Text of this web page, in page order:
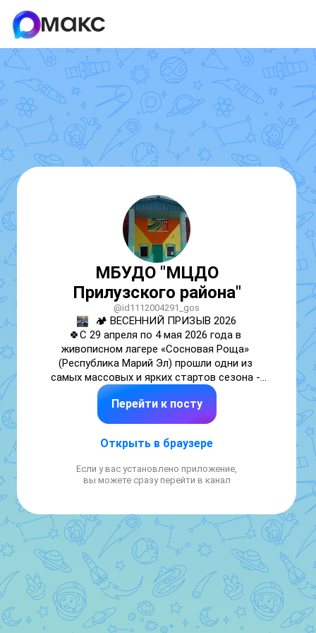
МБУДО "МЦДО
Прилузского района"
@id1112004291_gos
🏕️ ВЕСЕННИЙ ПРИЗЫВ 2026
🍀С 29 апреля по 4 мая 2026 года в
живописном лагере «Сосновая Роща»
(Республика Марий Эл) прошли одни из
самых массовых и ярких стартов сезона -
Всероссийские соревнования по
спортивному туризму «Весенний призыв
🌲 В соревнованиях приняли участие более
дистанций. За победу боролись
и Ямало-Ненецкого автономного округа.
Среди них: республики Башкортостан, Коми,
Марий Эл, Мордовия, Татарстан, Удмуртия,
Чувашия, Пермский и Ставропольский край,
города Москва, Тюмень, Челябинск и многие
другие. 🌍
🌲Наши девчонки показали отличные
Перейти к посту
Открыть в браузере
Если у вас установлено приложение,
вы можете сразу перейти в канал